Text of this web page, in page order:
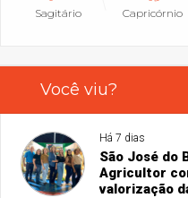
Sagitário Capricórnio
Você viu?
Há 7 dias
São José do
Agricultor
valorização